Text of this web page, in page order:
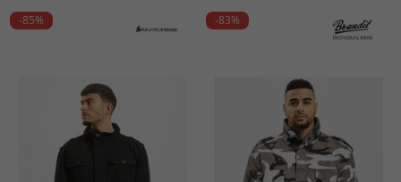
-85% -83%